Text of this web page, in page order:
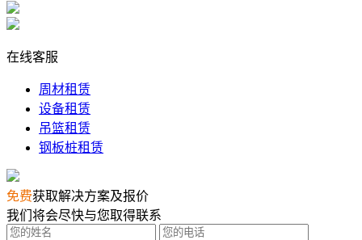
在线客服
周材租赁
设备租赁
吊篮租赁
钢板桩租赁
免费获取解决方案及报价
我们将会尽快与您取得联系